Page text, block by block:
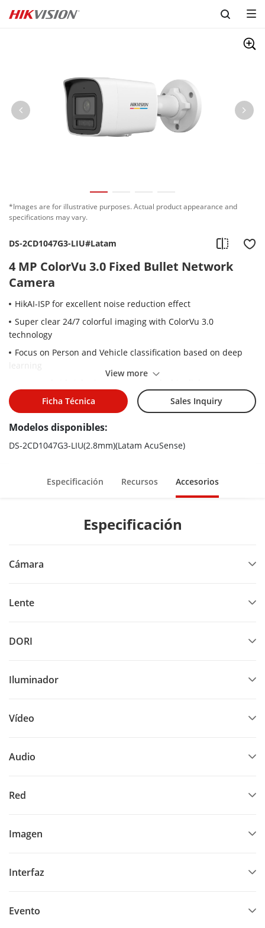
Skip to content
*Images are for illustrative purposes. Actual product appearance and
specifications may vary.
DS-2CD1047G3-LIU#Latam
4 MP ColorVu 3.0 Fixed Bullet Network
Camera
HikAI-ISP for excellent noise reduction effect
Super clear 24/7 colorful imaging with ColorVu 3.0
technology
Focus on Person and Vehicle classification based on deep
supplemental lighting modes
Water and dust resistant (IP67)
View more
Ficha Técnica Sales Inquiry
Modelos disponibles:
DS-2CD1047G3-LIU(2.8mm)(Latam AcuSense)
Especificación Recursos Accesorios
Especificación
Cámara
Lente
DORI
Iluminador
Vídeo
Audio
Red
Imagen
Interfaz
Evento